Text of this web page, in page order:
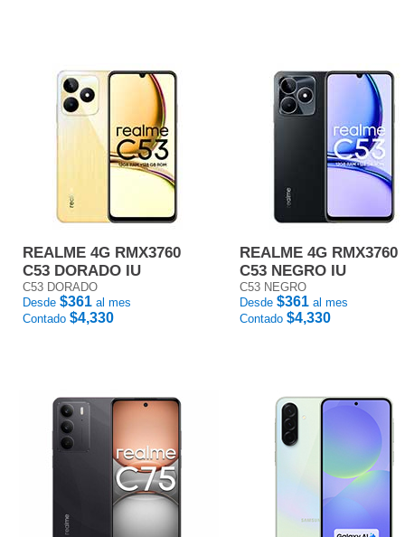
REALME 4G RMX3760
C53 DORADO IU
C53 DORADO
Desde $361 al mes
Contado $4,330
REALME 4G RMX3760
C53 NEGRO IU
C53 NEGRO
Desde $361 al mes
Contado $4,330